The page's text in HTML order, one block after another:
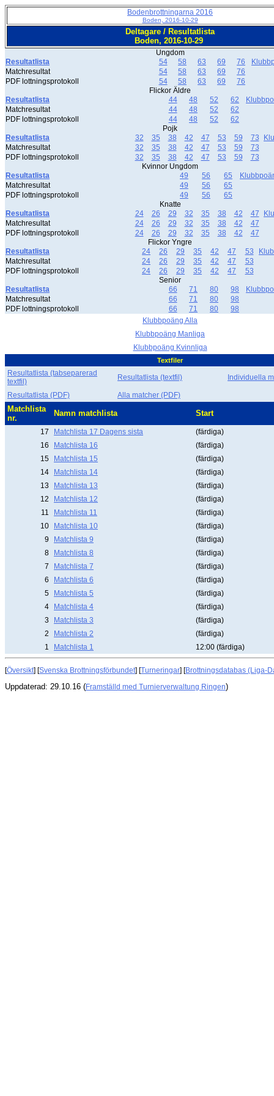
Bodenbrottningarna 2016
Boden, 2016-10-29
Deltagare / Resultatlista
Boden, 2016-10-29
Ungdom
Resultatlista
54 58 63 69 76
Matchresultat
54 58 63 69
76
PDF lottningsprotokoll
54 58 63 69
76
Flickor Äldre
Resultatlista
44 48 52 62
Matchresultat
44 48 52
62
PDF lottningsprotokoll
44 48 52
62
Pojk
Resultatlista
32 35 38 42 47 53 59 73
Matchresultat
32 35 38 42 47 53 59
73
PDF lottningsprotokoll
32 35 38 42 47 53 59
73
Kvinnor Ungdom
Resultatlista
49 56 65
Matchresultat
49 56
65
PDF lottningsprotokoll
49 56
65
Knatte
Resultatlista
24 26 29 32 35 38 42 47
Matchresultat
24 26 29 32 35 38 42
47
PDF lottningsprotokoll
24 26 29 32 35 38 42
47
Flickor Yngre
Resultatlista
24 26 29 35 42 47 53
Matchresultat
24 26 29 35 42 47
53
PDF lottningsprotokoll
24 26 29 35 42 47
53
Senior
Resultatlista
66 71 80 98
Matchresultat
66 71 80
98
PDF lottningsprotokoll
66 71 80
98
Klubbpoäng Alla
Klubbpoäng Manliga
Klubbpoäng Kvinnliga
Textfiler
Resultatlista (tabseparerad
textfil)
Resultatlista (textfil) Individuella
Resultatlista (PDF) Alla matcher (PDF)
Matchlista
nr.
Namn matchlista Start
17 Matchlista 17 Dagens sista
(färdiga)
16
Matchlista 16
(färdiga)
15
Matchlista 15
(färdiga)
14
Matchlista 14
(färdiga)
13
Matchlista 13
(färdiga)
12
Matchlista 12
(färdiga)
11
Matchlista 11
(färdiga)
10
Matchlista 10
(färdiga)
9
Matchlista 9
(färdiga)
8
Matchlista 8
(färdiga)
7
Matchlista 7
(färdiga)
6
Matchlista 6
(färdiga)
5
Matchlista 5
(färdiga)
4
Matchlista 4
(färdiga)
3
Matchlista 3
(färdiga)
2
Matchlista 2
(färdiga)
1
Matchlista 1 12:00 (färdiga)
[Översikt] [Svenska Brottningsförbundet] [Turneringar] [Brottningsdatabas (Liga-
Uppdaterad: 29.10.16 (Framställd med Turnierverwaltung Ringen)